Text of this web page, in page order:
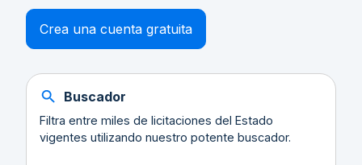
Crea una cuenta gratuita
Buscador
Filtra entre miles de licitaciones del Estado
vigentes utilizando nuestro potente buscador.